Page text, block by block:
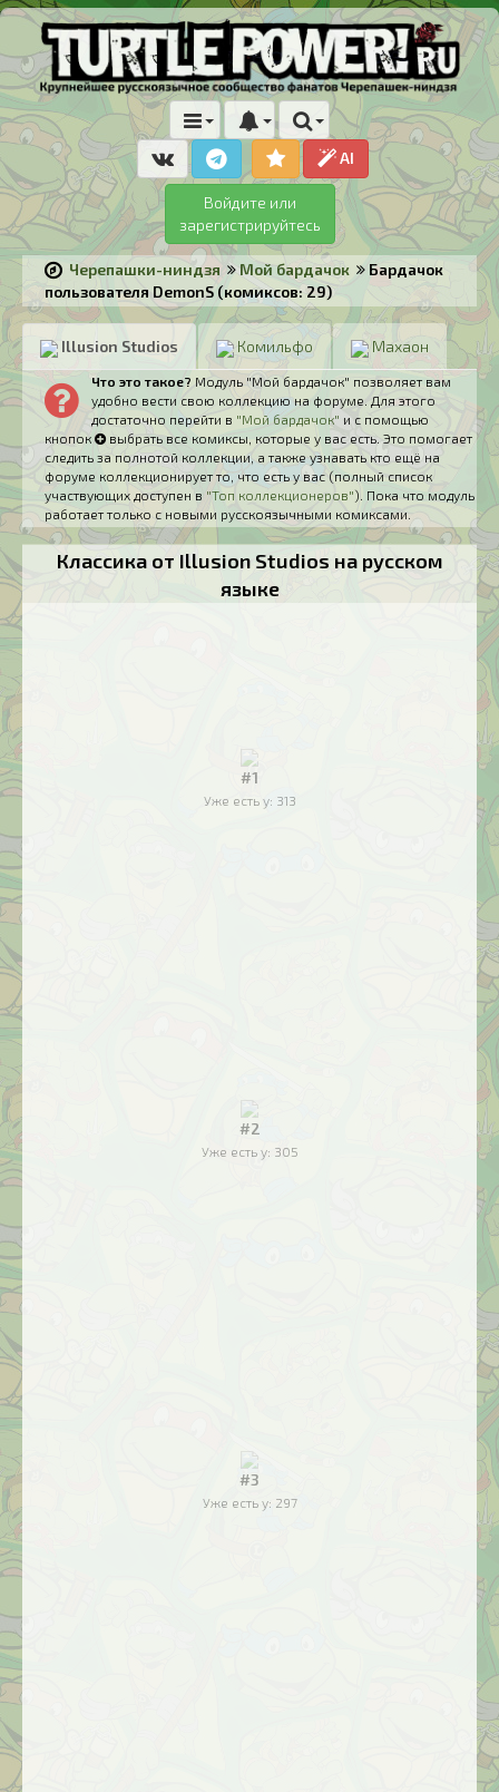
AI
Войдите или
зарегистрируйтесь
Черепашки-ниндзя Мой бардачок
Бардачок
пользователя DemonS (комиксов: 29)
Illusion Studios Комильфо Махаон
Что это такое? Модуль "Мой бардачок" позволяет вам
удобно вести свою коллекцию на форуме. Для этого
достаточно перейти в "Мой бардачок" и с помощью
кнопок
выбрать все комиксы, которые у вас есть. Это помогает
следить за полнотой коллекции, а также узнавать кто ещё на
форуме коллекционирует то, что есть у вас (полный список
участвующих доступен в "Топ коллекционеров"). Пока что модуль
работает только с новыми русскоязычными комиксами.
Классика от Illusion Studios на русском
языке
#1
Уже есть у: 313
#2
Уже есть у: 305
#3
Уже есть у: 297